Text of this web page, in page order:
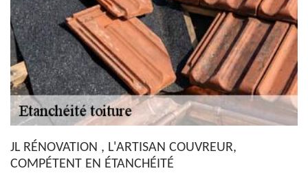
JL RÉNOVATION , L'ARTISAN COUVREUR,
COMPÉTENT EN ÉTANCHÉITÉ